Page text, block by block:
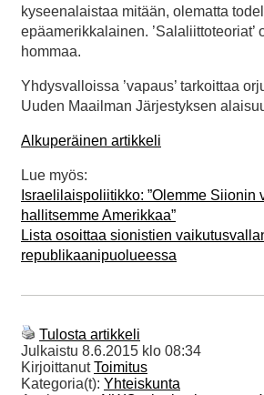
kyseenalaistaa mitään, olematta
epäamerikkalainen. ’Salaliittoteoriat’
hommaa.
Yhdysvalloissa ’vapaus’ tarkoittaa
Uuden Maailman Järjestyksen
Alkuperäinen artikkeli
Lue myös:
Israelilaispoliitikko: ”Olemme Siionin
hallitsemme Amerikkaa”
Lista osoittaa sionistien
republikaanipuolueessa
Tulosta artikkeli
Julkaistu 8.6.2015 klo 08:34
KirjoittanutToimitus
Kategoria(t): Yhteiskunta